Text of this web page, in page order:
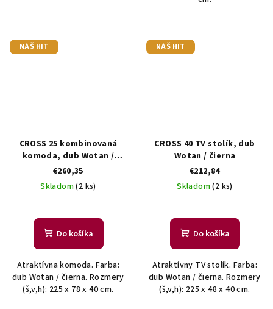
NÁŠ HIT
CROSS 25 kombinovaná
komoda, dub Wotan /
čierna
€260,35
Skladom(2 ks)
Do košíka
Atraktívna komoda. Farba:
dub Wotan / čierna. Rozmery
(š,v,h): 225 x 78 x 40 cm.
NÁŠ HIT
CROSS 40 TV stolík, dub
Wotan / čierna
€212,84
Skladom(2 ks)
Do košíka
Atraktívny TV stolík. Farba:
dub Wotan / čierna. Rozmery
(š,v,h): 225 x 48 x 40 cm.